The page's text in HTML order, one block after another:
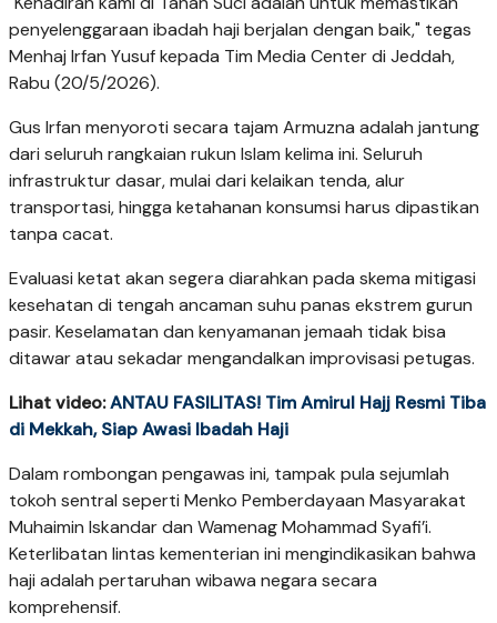
penyelenggaraan ibadah haji berjalan dengan baik," tegas
Menhaj Irfan Yusuf kepada Tim Media Center di Jeddah,
Rabu (20/5/2026).
Gus Irfan menyoroti secara tajam Armuzna adalah jantung
dari seluruh rangkaian rukun Islam kelima ini. Seluruh
infrastruktur dasar, mulai dari kelaikan tenda, alur
transportasi, hingga ketahanan konsumsi harus dipastikan
tanpa cacat.
Evaluasi ketat akan segera diarahkan pada skema mitigasi
kesehatan di tengah ancaman suhu panas ekstrem gurun
pasir. Keselamatan dan kenyamanan jemaah tidak bisa
ditawar atau sekadar mengandalkan improvisasi petugas.
Lihat video:ANTAU FASILITAS! Tim Amirul Hajj Resmi Tiba
di Mekkah, Siap Awasi Ibadah Haji
Dalam rombongan pengawas ini, tampak pula sejumlah
tokoh sentral seperti Menko Pemberdayaan Masyarakat
Muhaimin Iskandar dan Wamenag Mohammad Syafi’i.
Keterlibatan lintas kementerian ini mengindikasikan bahwa
haji adalah pertaruhan wibawa negara secara
komprehensif.